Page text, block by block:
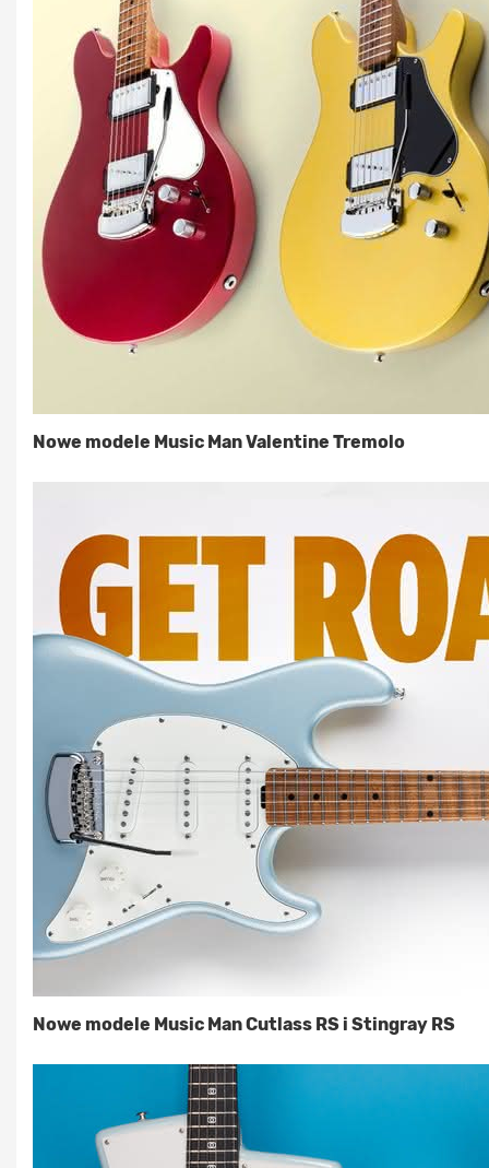
Nowe modele Music Man Valentine Tremolo
Nowe modele Music Man Cutlass RS i Stingray RS